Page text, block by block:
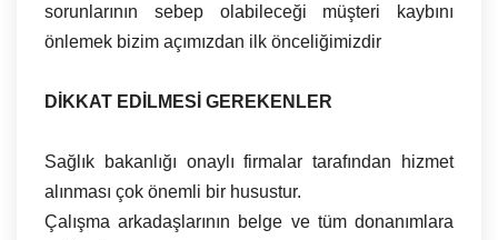
sorunlarının sebep olabileceği müşteri kaybını
önlemek bizim açımızdan ilk önceliğimizdir
DİKKAT EDİLMESİ GEREKENLER
Sağlık bakanlığı onaylı firmalar tarafından hizmet
alınması çok önemli bir husustur.
Çalışma arkadaşlarının belge ve tüm donanımlara